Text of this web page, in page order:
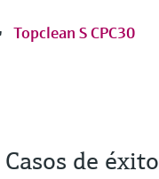
Topclean S CPC30
Casos de éxito